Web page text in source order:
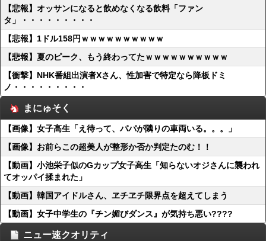
【悲報】オッサンになると飲めなくなる飲料「ファン
タ」・・・・・・・・・
【悲報】1ドル158円ｗｗｗｗｗｗｗｗｗｗ
【悲報】夏のピーク、もう終わってたｗｗｗｗｗｗｗｗｗｗ
【衝撃】NHK番組出演者Xさん、性加害で特定なら降板ドミ
ノ・・・・・・・・・
まにゅそく
【画像】女子高生「え待って、パパが隣りの車両いる。。。」
【画像】お前らこの超美人が整形か否か判定たのむ！！
【動画】小池栄子似のGカップ女子高生「知らないオジさんに襲われ
てオッパイ揉まれた」
【動画】韓国アイドルさん、ヱチヱチ限界点を超えてしまう
【動画】女子中学生の『チン媚びダンス』が気持ち悪い????
ニュー速クオリティ